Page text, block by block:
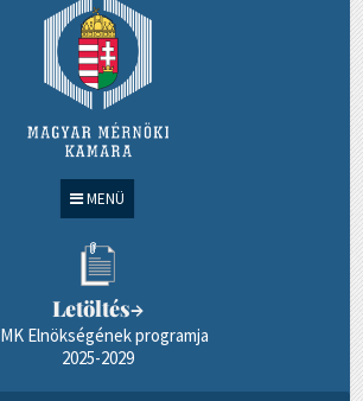
MENÜ
Letöltés→
Elnökségének programja
2025-2029